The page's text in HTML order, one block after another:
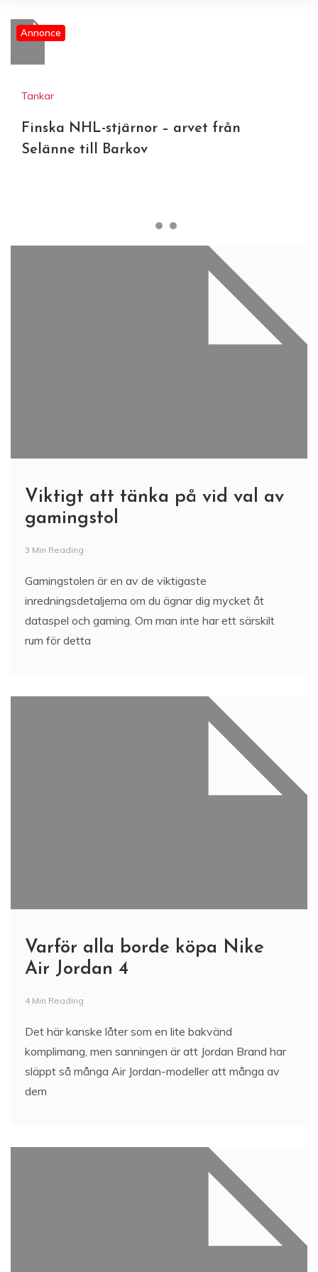
Annonce
Tankar
Finska NHL-stjärnor – arvet från
Selänne till Barkov
Viktigt att tänka på vid val av
gamingstol
3 Min Reading
Gamingstolen är en av de viktigaste
inredningsdetaljerna om du ägnar dig mycket åt
dataspel och gaming. Om man inte har ett särskilt
rum för detta
Varför alla borde köpa Nike
Air Jordan 4
4 Min Reading
Det här kanske låter som en lite bakvänd
komplimang, men sanningen är att Jordan Brand har
släppt så många Air Jordan-modeller att många av
dem